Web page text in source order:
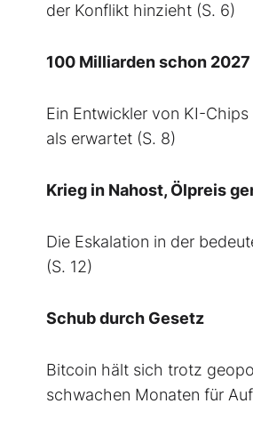
der Konflikt hinzieht (S. 6)
100 Milliarden schon 2027
Ein Entwickler von KI-
als erwartet (S. 8)
Krieg in Nahost, Ölpreis
Die Eskalation in der
(S. 12)
Schub durch Gesetz
Bitcoin hält sich trotz
schwachen Monaten für